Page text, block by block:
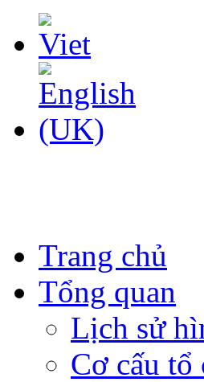
Trang chủ
Tổng quan
Lịch sử
Cơ cấu tổ